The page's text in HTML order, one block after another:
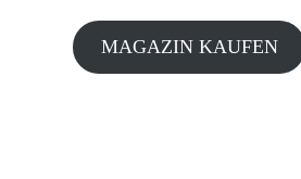
MAGAZIN KAUFEN